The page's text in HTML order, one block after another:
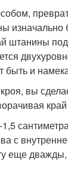
штанины
и
вы
с
еще